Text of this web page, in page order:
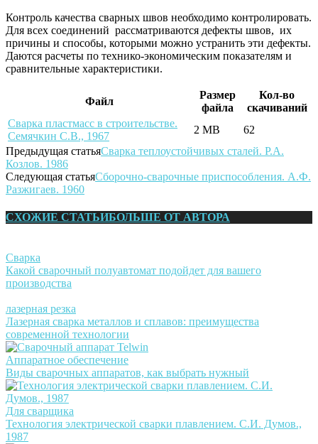
Контроль качества сварных швов необходимо контролировать.
Для всех соединений рассматриваются дефекты швов, их
причины и способы, которыми можно устранить эти дефекты.
Даются расчеты по технико-экономическим показателям и
сравнительные характеристики.
Файл
Размер
файла
Кол-во
скачиваний
Сварка пластмасс в строительстве.
Семячкин С.В., 1967
2 MB
62
Предыдущая статьяСварка теплоустойчивых сталей. Р.А.
Козлов. 1986
Следующая статьяСборочно-сварочные приспособления. А.Ф.
Разжигаев. 1960
СХОЖИЕ СТАТЬИБОЛЬШЕ ОТ АВТОРА
Сварка
Какой сварочный полуавтомат подойдет для вашего
производства
лазерная резка
Лазерная сварка металлов и сплавов: преимущества
современной технологии
Аппаратное обеспечение
Виды сварочных аппаратов, как выбрать нужный
Для сварщика
Технология электрической сварки плавлением. С.И. Думов.,
1987